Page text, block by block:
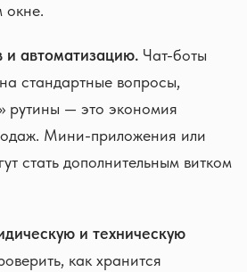
окне.
и автоматизацию. Чат-боты
стандартные вопросы,
рутины — это экономия
Мини-приложения или
стать дополнительным витком
и техническую
как хранится